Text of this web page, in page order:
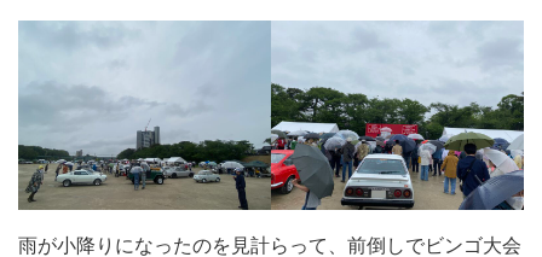
雨が小降りになったのを見計らって、前倒しでビンゴ大会